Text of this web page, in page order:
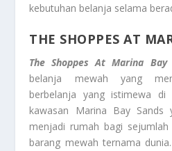
kebutuhan belanja selama
THE SHOPPES AT
The Shoppes At Marina Bay
belanja mewah yang
berbelanja yang istimewa di
kawasan Marina Bay
menjadi rumah bagi
barang mewah ternama